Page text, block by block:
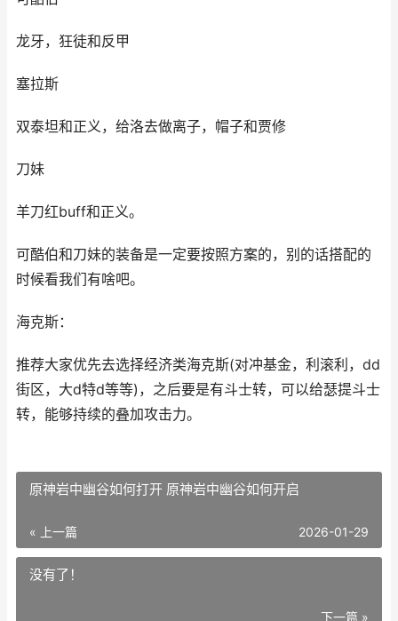
龙牙，狂徒和反甲
塞拉斯
双泰坦和正义，给洛去做离子，帽子和贾修
刀妹
羊刀红buff和正义。
可酷伯和刀妹的装备是一定要按照方案的，别的话搭配的
时候看我们有啥吧。
海克斯：
推荐大家优先去选择经济类海克斯(对冲基金，利滚利，dd
街区，大d特d等等)，之后要是有斗士转，可以给瑟提斗士
转，能够持续的叠加攻击力。
原神岩中幽谷如何打开 原神岩中幽谷如何开启
« 上一篇 2026-01-29
没有了！
下一篇 »